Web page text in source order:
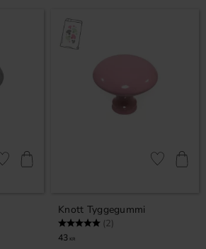
Lagre som favoritt
Knott Tyggegummi
Karakter: (2)
43 KR
Lagre som